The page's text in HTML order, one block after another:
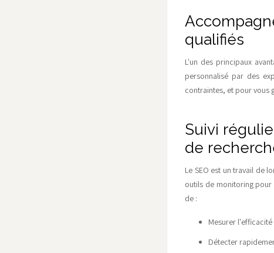
qualifiés
L'un des principaux
personnalisé par des
contraintes, et pour vous
Suivi
de
Le SEO est un travail de
outils de monitoring pour
de :
Mesurer
Détecter